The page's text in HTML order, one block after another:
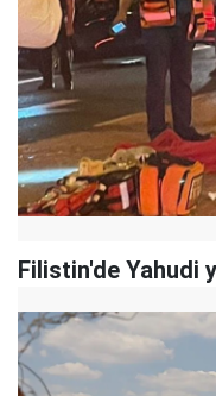
Filistin'de Yahudi